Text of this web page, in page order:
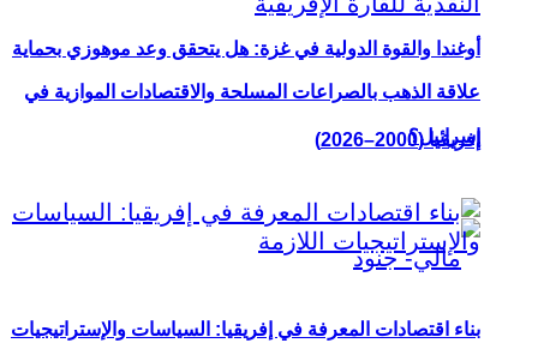
أوغندا والقوة الدولية في غزة: هل يتحقق وعد موهوزي بحماية
إسرائيل؟
علاقة الذهب بالصراعات المسلحة والاقتصادات الموازية في
إفريقيا (2000–2026)
بناء اقتصادات المعرفة في إفريقيا: السياسات والإستراتيجيات